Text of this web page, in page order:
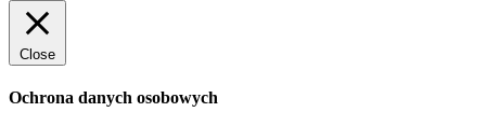
Close
Ochrona danych osobowych